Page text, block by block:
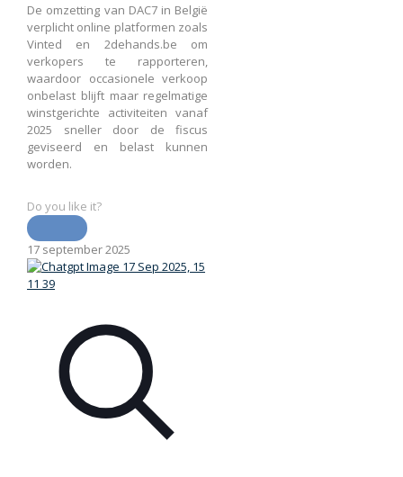
De omzetting van DAC7 in België
verplicht online platformen zoals
Vinted en 2dehands.be om
verkopers te rapporteren,
waardoor occasionele verkoop
onbelast blijft maar regelmatige
winstgerichte activiteiten vanaf
2025 sneller door de fiscus
geviseerd en belast kunnen
worden.
Do you like it?
17 september 2025